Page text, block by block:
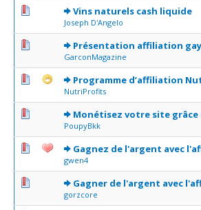
Vins naturels cash liquide
Joseph D'Angelo
0 Votes - 0 sur 5 en moyenne
1 2345
Présentation affiliation
GarconMagazine
0 Votes - 0 sur 5 en moyenne
12345
Programme d’affiliation
NutriProfits
0 Votes - 0 sur 5 en moyenne
12345
Monétisez votre site grâce
PoupyBkk
0 Votes - 0 sur 5 en moyenne
12345
Gagnez de l'argent avec
gwen4
0 Votes - 0 sur 5 en moyenne
1234 5
Gagner de l'argent avec
gorzcore
0 Votes - 0 sur 5 en moyenne
1234 5